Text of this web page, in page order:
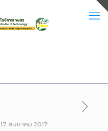
17 สิงหาคม 2017